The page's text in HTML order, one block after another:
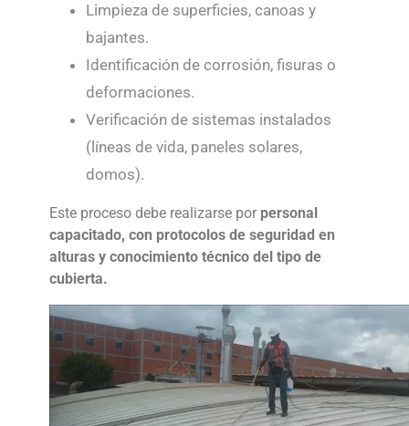
Limpieza de superficies, canoas y
bajantes.
Identificación de corrosión, fisuras o
deformaciones.
Verificación de sistemas instalados
(líneas de vida, paneles solares,
domos).
Este proceso debe realizarse por personal
capacitado, con protocolos de seguridad en
alturas y conocimiento técnico del tipo de
cubierta.